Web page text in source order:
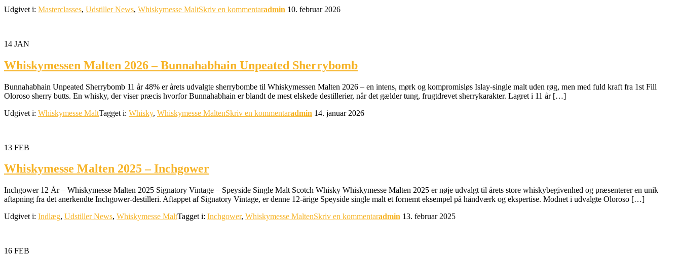
Udgivet i: Masterclasses, Udstiller News, Whiskymesse MaltSkriv en kommentaradmin 10. februar 2026
14 JAN
Whiskymessen Malten 2026 – Bunnahabhain Unpeated Sherrybomb
Bunnahabhain Unpeated Sherrybomb 11 år 48% er årets udvalgte sherrybombe til Whiskymessen Malten 2026 – en intens, mørk og kompromisløs Islay‑single malt uden røg, men med fuld kraft fra 1st Fill
Oloroso sherry butts. En whisky, der viser præcis hvorfor Bunnahabhain er blandt de mest elskede destillerier, når det gælder tung, frugtdrevet sherrykarakter. Lagret i 11 år […]
Udgivet i: Whiskymesse MaltTagget i: Whisky, Whiskymesse MaltenSkriv en kommentaradmin 14. januar 2026
13 FEB
Whiskymesse Malten 2025 – Inchgower
Inchgower 12 År – Whiskymesse Malten 2025 Signatory Vintage – Speyside Single Malt Scotch Whisky Whiskymesse Malten 2025 er nøje udvalgt til årets store whiskybegivenhed og præsenterer en unik
aftapning fra det anerkendte Inchgower-destilleri. Aftappet af Signatory Vintage, er denne 12-årige Speyside single malt et fornemt eksempel på håndværk og ekspertise. Modnet i udvalgte Oloroso […]
Udgivet i: Indlæg, Udstiller News, Whiskymesse MaltTagget i: Inchgower, Whiskymesse MaltenSkriv en kommentaradmin 13. februar 2025
16 FEB